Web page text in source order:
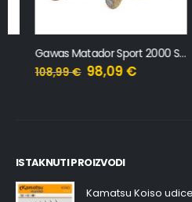
Gawas Matador Sport 2000 SW
108,99€ 98,09€
ISTAKNUTI PROIZVODI
Kamatsu Koiso udice